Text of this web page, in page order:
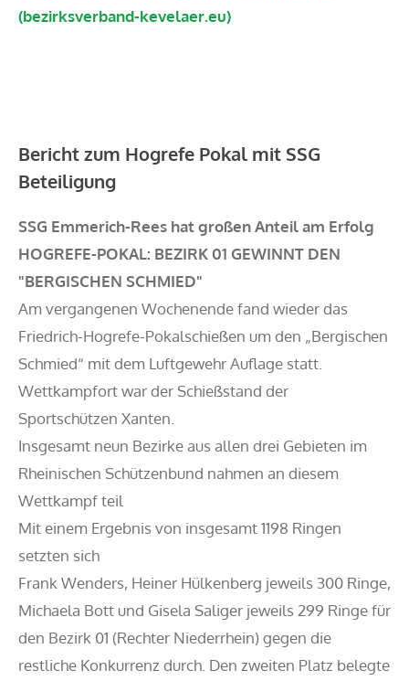
(bezirksverband-kevelaer.eu)
Bericht zum Hogrefe Pokal mit SSG
Beteiligung
SSG Emmerich-Rees hat großen Anteil am Erfolg
HOGREFE-POKAL: BEZIRK 01 GEWINNT DEN
"BERGISCHEN SCHMIED"
Am vergangenen Wochenende fand wieder das
Friedrich-Hogrefe-Pokalschießen um den „Bergischen
Schmied“ mit dem Luftgewehr Auflage statt.
Wettkampfort war der Schießstand der
Sportschützen Xanten.
Insgesamt neun Bezirke aus allen drei Gebieten im
Rheinischen Schützenbund nahmen an diesem
Wettkampf teil
Mit einem Ergebnis von insgesamt 1198 Ringen
setzten sich
Frank Wenders, Heiner Hülkenberg jeweils 300 Ringe,
Michaela Bott und Gisela Saliger jeweils 299 Ringe für
den Bezirk 01 (Rechter Niederrhein) gegen die
restliche Konkurrenz durch. Den zweiten Platz belegte